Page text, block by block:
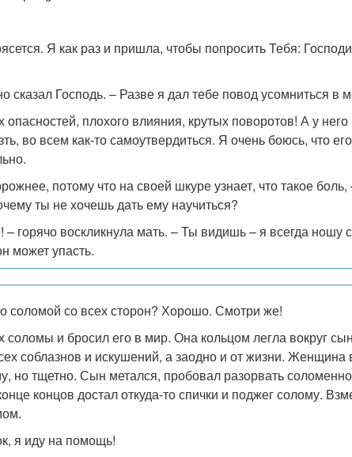
Я как раз и пришла, чтобы попросить Тебя:
сказал Господь. – Разве я дал тебе повод усомниться в
плохого влияния, крутых поворотов! А у него
во всем как-то самоутвердиться. Я очень боюсь, что
потому что на своей шкуре узнает, что такое боль,
ты не хочешь дать ему научиться?
– горячо воскликнула мать. – Ты видишь – я всегда ношу
может упасть.
соломой со всех сторон? Хорошо. Смотри же!
соломы и бросил его в мир. Она кольцом легла вокруг
соблазнов и искушений, а заодно и от жизни. Женщина
но тщетно. Сын метался, пробовал разорвать
концов достал откуда-то спички и поджег солому.
я иду на помощь!